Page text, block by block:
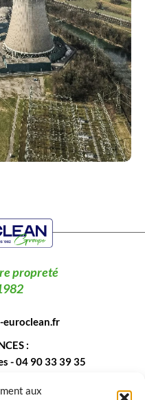
aux
propreté
euroclean.fr
:
-04 90 33 39 35
-04 12 04 18 72